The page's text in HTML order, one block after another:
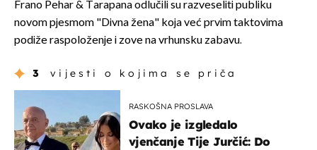
Frano Pehar & Tarapana odlučili su razveseliti publiku
novom pjesmom "Divna žena" koja već prvim taktovima
podiže raspoloženje i zove na vrhunsku zabavu.
3 vijesti o kojima se priča
RASKOŠNA PROSLAVA
Ovako je izgledalo
vjenčanje Tije Jurčić: Do